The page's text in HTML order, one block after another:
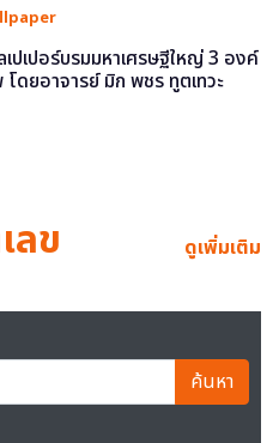
เปเปอร์บรมมหาเศรษฐีใหญ่ 3 องค์
โดยอาจารย์ มิก พชร ทูตเทวะ
ลข ดูเพิ่มเติม
ค้นหา